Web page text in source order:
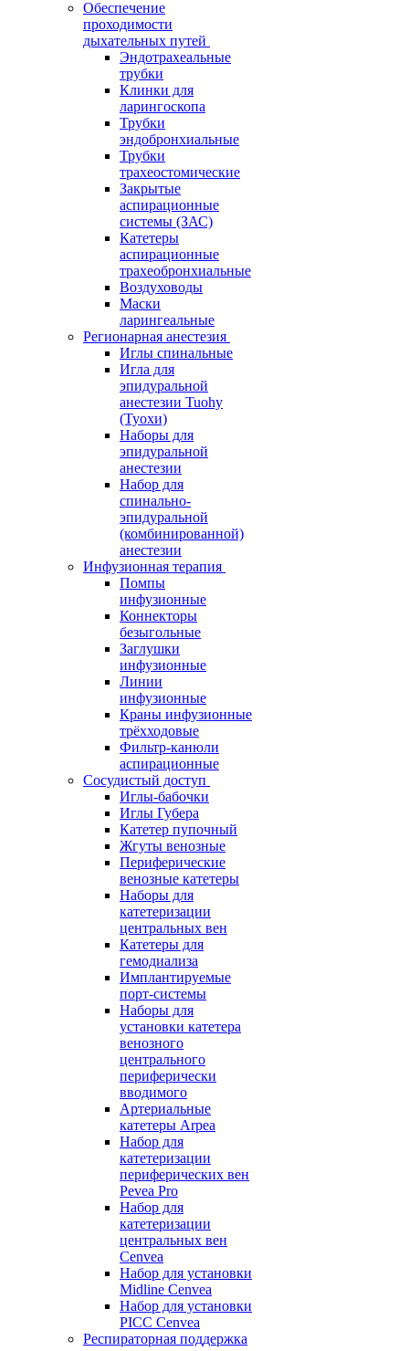
Обеспечение
проходимости
дыхательных путей
Эндотрахеальные
трубки
Клинки для
ларингоскопа
Трубки
эндобронхиальные
Трубки
трахеостомические
Закрытые
аспирационные
системы (ЗАС)
Катетеры
аспирационные
трахеобронхиальные
Воздуховоды
Маски
ларингеальные
Регионарная анестезия
Иглы спинальные
Игла для
эпидуральной
анестезии Tuohy
(Туохи)
Наборы для
эпидуральной
анестезии
Набор для
спинально-
эпидуральной
(комбинированной)
анестезии
Инфузионная терапия
Помпы
инфузионные
Коннекторы
безыгольные
Заглушки
инфузионные
Линии
инфузионные
Краны инфузионные
трёхходовые
Фильтр-канюли
аспирационные
Сосудистый доступ
Иглы-бабочки
Иглы Губера
Катетер пупочный
Жгуты венозные
Периферические
венозные катетеры
Наборы для
катетеризации
центральных вен
Катетеры для
гемодиализа
Имплантируемые
порт‑системы
Наборы для
установки катетера
венозного
центрального
периферически
вводимого
Артериальные
катетеры Arpea
Набор для
катетеризации
периферических вен
Pevea Pro
Набор для
катетеризации
центральных вен
Cenvea
Набор для установки
Midline Cenvea
Набор для установки
PICC Cenvea
Респираторная поддержка